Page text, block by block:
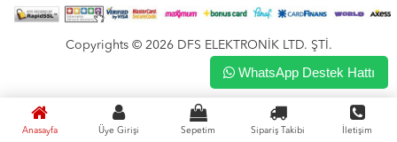
Anasayfa Üye Girişi Sepetim Sipariş Takibi İletişim
Copyrights © 2026 DFS ELEKTRONİK LTD. ŞTİ.
WhatsApp Destek Hattı